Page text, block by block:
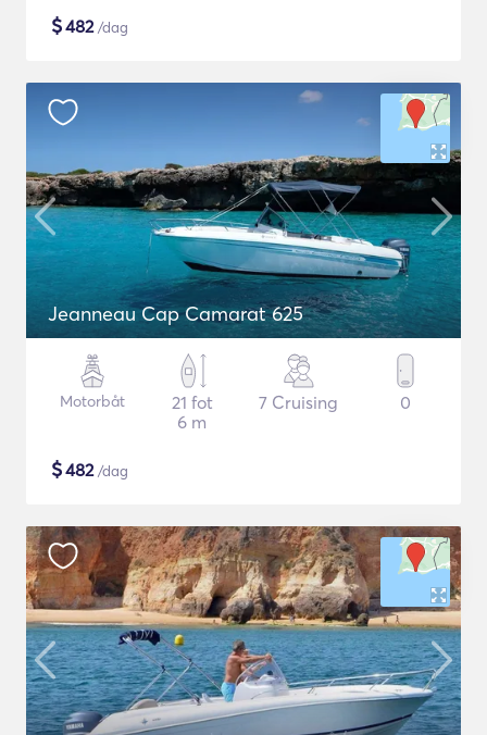
$482/dag
Jeanneau Cap Camarat 625
Motorbåt
21 fot
6 m
7 Cruising 0
$482/dag